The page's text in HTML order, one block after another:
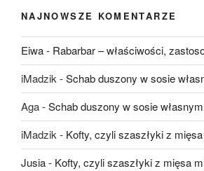
NAJNOWSZE KOMENTARZE
Eiwa- Rabarbar – właściwości,
iMadzik-Schab duszony w sosie
Aga-Schab duszony w sosie własnym
iMadzik- Kofty, czyli szaszłyki z
Jusia- Kofty, czyli szaszłyki z mięsa